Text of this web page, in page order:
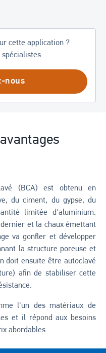
cette application ?
spécialistes
nous
(BCA) est obtenu en
du ciment, du gypse, du
limitée d'aluminium.
et la chaux émettant
va gonfler et développer
la structure poreuse et
doit ensuite être autoclavé
afin de stabiliser cette
l'un des matériaux de
et il répond aux besoins
abordables.